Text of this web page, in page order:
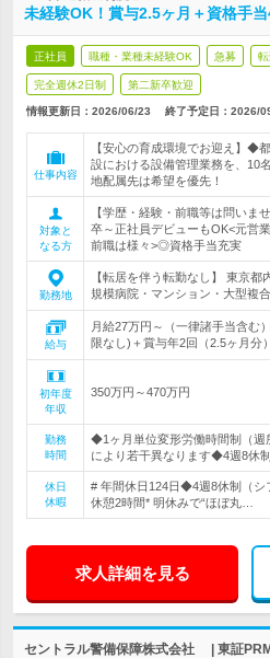
未経験OK！賞与2.5ヶ月＋資格手当
正社員 職種・業種未経験OK 急募 転
完全週休2日制 第二新卒歓迎
情報更新日：2026/06/23 終了予定日： 2026/
仕事内容
【安心の育成環境でお迎え】◆
設における設備管理業務を、10
地配属先は希望を優先！
対象と
なる方
【学歴・経験・前職等は問い
卒～正社員デビューもOK<元営
前職は様々>◎資格手当充実
勤務地
【転居を伴う転勤なし】 東京
規模病院・マンション・大型複
給与
月給27万円～（一律諸手当含む
限なし)＋賞与年2回（2.5ヶ月分
初年度
年収
350万円～470万円
勤務
時間
◆1ヶ月単位変形労働時間制（
により若干異なります◆4週8休
休日
休暇
# 年間休日124日◆4週8休制（シ
休憩2時間* 明休みで“ほぼ丸…
求人詳細を見る
セントラル警備保障株式会社 | 東証